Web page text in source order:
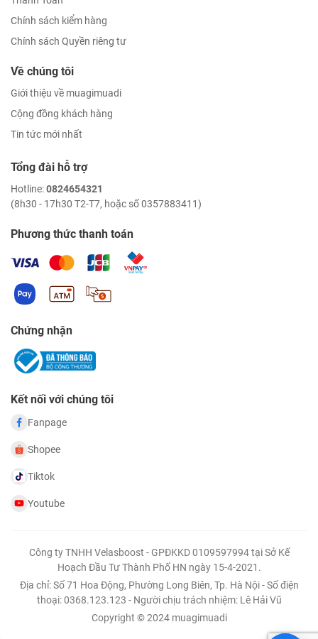
Chính sách kiểm hàng
Chính sách Quyền riêng tư
Về chúng tôi
Giới thiệu về muagimuadi
Cộng đồng khách hàng
Tin tức mới nhất
Tổng đài hỗ trợ
Hotline:0824654321
(8h30 - 17h30 T2-T7, hoặc số 0357883411)
Phương thức thanh toán
Chứng nhận
Kết nối với chúng tôi
Fanpage
Shopee
Tiktok
Youtube
Công ty TNHH Velasboost - GPĐKKD 0109597994 tại Sở Kế
Hoạch Đầu Tư Thành Phố HN ngày 15-4-2021.
Địa chỉ: Số 71 Hoa Động, Phường Long Biên, Tp. Hà Nội - Số điện
thoại: 0368.123.123 - Người chịu trách nhiệm: Lê Hải Vũ
Copyright © 2024 muagimuadi